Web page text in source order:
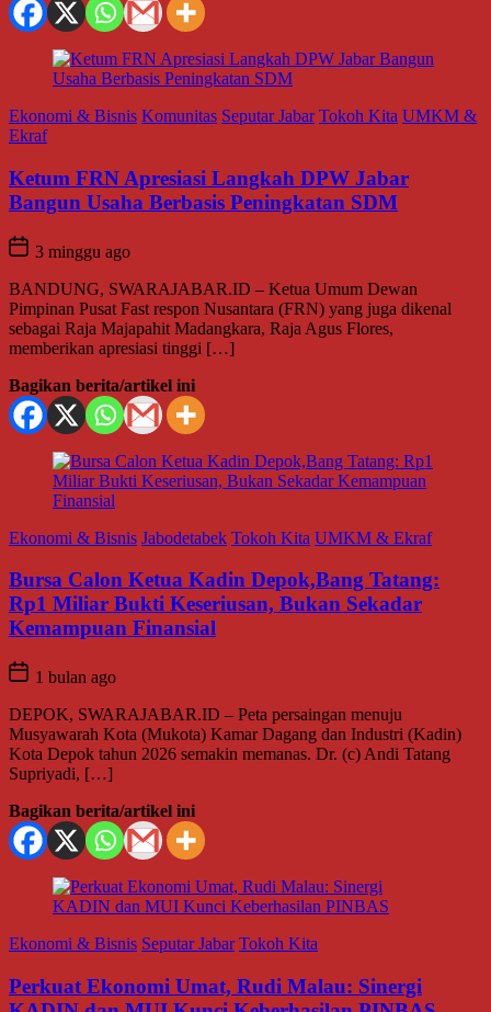
Ekonomi & Bisnis Komunitas Seputar Jabar Tokoh Kita UMKM &
Ekraf
Ketum FRN Apresiasi Langkah DPW Jabar
Bangun Usaha Berbasis Peningkatan SDM
3 minggu ago
BANDUNG, SWARAJABAR.ID – Ketua Umum Dewan
Pimpinan Pusat Fast respon Nusantara (FRN) yang juga dikenal
sebagai Raja Majapahit Madangkara, Raja Agus Flores,
memberikan apresiasi tinggi […]
Bagikan berita/artikel ini
Ekonomi & Bisnis Jabodetabek Tokoh Kita UMKM & Ekraf
Bursa Calon Ketua Kadin Depok,Bang Tatang:
Rp1 Miliar Bukti Keseriusan, Bukan Sekadar
Kemampuan Finansial
1 bulan ago
DEPOK, SWARAJABAR.ID – Peta persaingan menuju
Musyawarah Kota (Mukota) Kamar Dagang dan Industri (Kadin)
Kota Depok tahun 2026 semakin memanas. Dr. (c) Andi Tatang
Supriyadi, […]
Bagikan berita/artikel ini
Ekonomi & Bisnis Seputar Jabar Tokoh Kita
Perkuat Ekonomi Umat, Rudi Malau: Sinergi